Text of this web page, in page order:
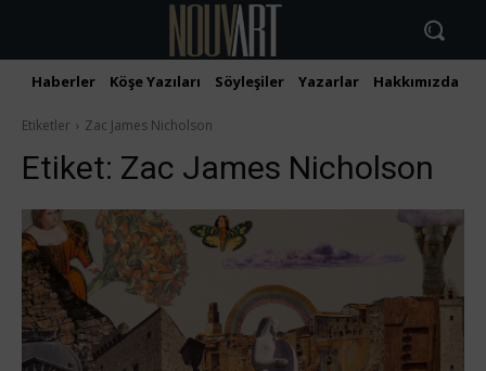
Haberler Köşe Yazıları Söyleşiler Yazarlar Hakkımızda
Etiketler Zac James Nicholson
Etiket: Zac James Nicholson